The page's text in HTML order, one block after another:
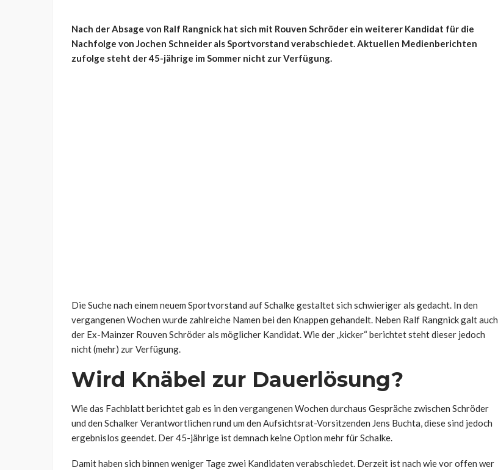
Nach der Absage von Ralf Rangnick hat sich mit Rouven Schröder ein weiterer Kandidat für die
Nachfolge von Jochen Schneider als Sportvorstand verabschiedet. Aktuellen Medienberichten
zufolge steht der 45-jährige im Sommer nicht zur Verfügung.
Die Suche nach einem neuem Sportvorstand auf Schalke gestaltet sich schwieriger als gedacht. In den
vergangenen Wochen wurde zahlreiche Namen bei den Knappen gehandelt. Neben Ralf Rangnick galt auch
der Ex-Mainzer Rouven Schröder als möglicher Kandidat. Wie der „kicker“ berichtet steht dieser jedoch
nicht (mehr) zur Verfügung.
Wird Knäbel zur Dauerlösung?
Wie das Fachblatt berichtet gab es in den vergangenen Wochen durchaus Gespräche zwischen Schröder
und den Schalker Verantwortlichen rund um den Aufsichtsrat-Vorsitzenden Jens Buchta, diese sind jedoch
ergebnislos geendet. Der 45-jährige ist demnach keine Option mehr für Schalke.
Damit haben sich binnen weniger Tage zwei Kandidaten verabschiedet. Derzeit ist nach wie vor offen wer